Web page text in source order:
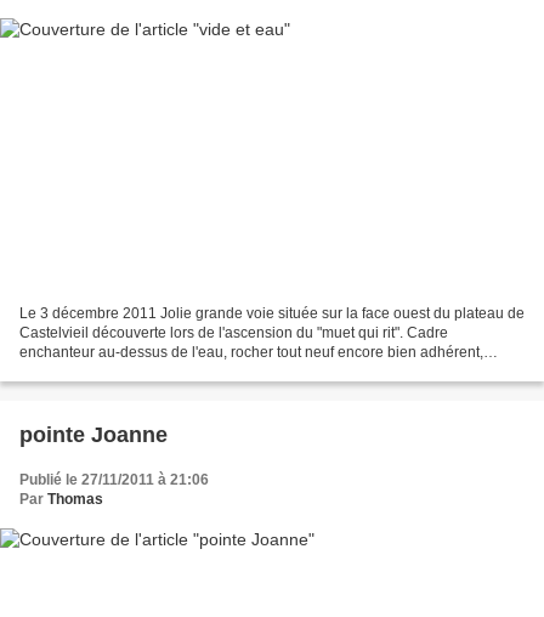
Le 3 décembre 2011 Jolie grande voie située sur la face ouest du plateau de
Castelvieil découverte lors de l'ascension du "muet qui rit". Cadre
enchanteur au-dessus de l'eau, rocher tout neuf encore bien adhérent,
pointe Joanne
Publié le 27/11/2011 à 21:06
Par Thomas